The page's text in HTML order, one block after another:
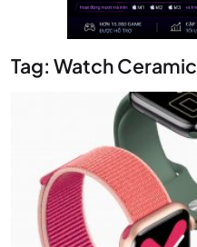
Tag: Watch Ceramic